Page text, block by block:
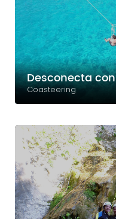
Desconecta con
Coasteering